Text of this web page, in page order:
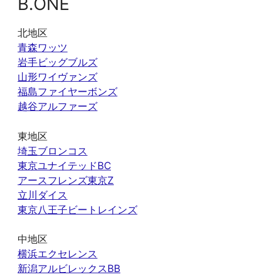
北地区
青森ワッツ
岩手ビッグブルズ
山形ワイヴァンズ
福島ファイヤーボンズ
越谷アルファーズ
東地区
埼玉ブロンコス
東京ユナイテッドBC
アースフレンズ東京Z
立川ダイス
東京八王子ビートレインズ
中地区
横浜エクセレンス
新潟アルビレックスBB